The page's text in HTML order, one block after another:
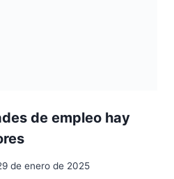
de empleo hay
de enero de 2025